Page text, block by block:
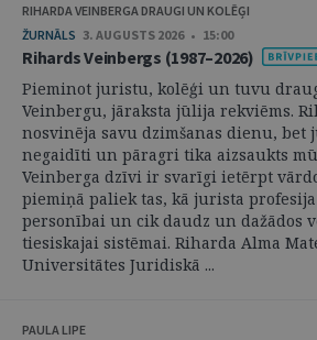
RIHARDA VEINBERGA DRAUGI UN KOLĒĢI
ŽURNĀLS 3. AUGUSTS 2026 • 15:00
Rihards Veinbergs (1987–2026)
Pieminot juristu, kolēģi un tuvu
Veinbergu, jāraksta jūlija rekviēms.
nosvinēja savu dzimšanas dienu, bet
negaidīti un pāragri tika aizsaukts
Veinberga dzīvi ir svarīgi ietērpt
piemiņā paliek tas, kā jurista
personībai un cik daudz un dažādos
tiesiskajai sistēmai. Riharda Alma
Universitātes Juridiskā ...
PAULA LIPE